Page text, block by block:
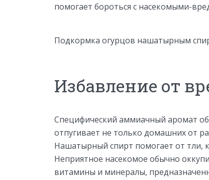
помогает бороться с насекомыми-
Подкормка огурцов нашатырным
Избавление от
Специфический аммиачный аромат
отпугивает не только домашних от
Нашатырный спирт помогает от тли,
Неприятное насекомое обычно
витамины и минералы,